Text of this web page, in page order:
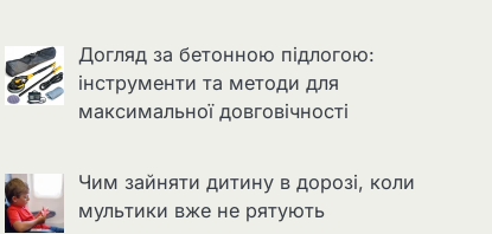
Догляд за бетонною підлогою:
інструменти та методи для
максимальної довговічності
Чим зайняти дитину в дорозі, коли
мультики вже не рятують